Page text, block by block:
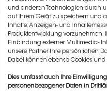
und anderen Technologien durch
auf Ihrem Gerät zu speichern und
Inhalte, Anzeigen- und
Produktentwicklung
Einbindung externer Multimedia-
unsere Partner Ihre persönlichen
Dabei können ebenso Cookies
Dies umfasst auch Ihre
personenbezogener Daten in